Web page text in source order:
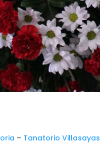
– Tanatorio Villasayas